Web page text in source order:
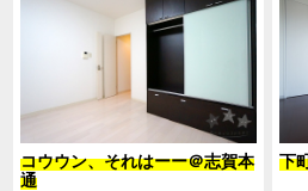
コウウン、それはーー＠志賀本
通
下